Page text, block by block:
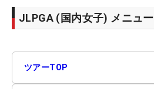
JLPGA (国内女子) メニュー
ツアーTOP